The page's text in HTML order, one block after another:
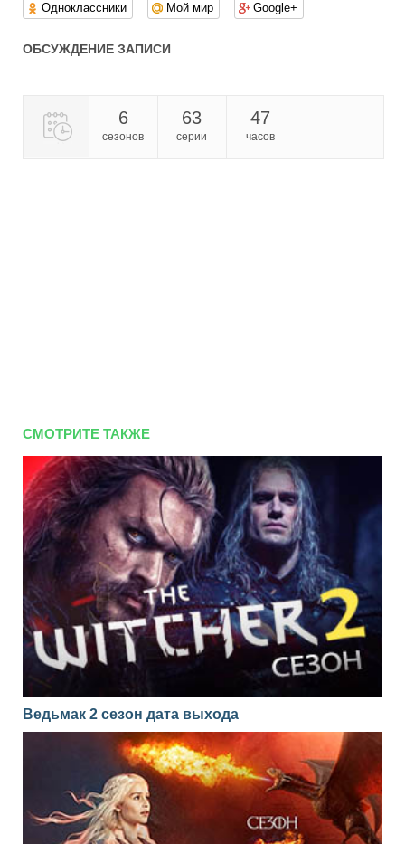
Одноклассники Мой мир Google+
ОБСУЖДЕНИЕ ЗАПИСИ
6
сезонов
63
серии
47
часов
СМОТРИТЕ ТАКЖЕ
Ведьмак 2 сезон дата выхода